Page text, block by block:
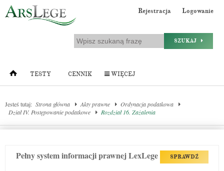
Rejestracja Logowanie
SZUKAJ
TESTY CENNIK WIĘCEJ
Jesteś tutaj: Strona główna Akty prawne
Ordynacja podatkowa
Dział IV. Postępowanie podatkowe
Rozdział 16. Zażalenia
Pełny system informacji prawnej LexLege SPRAWDŹ